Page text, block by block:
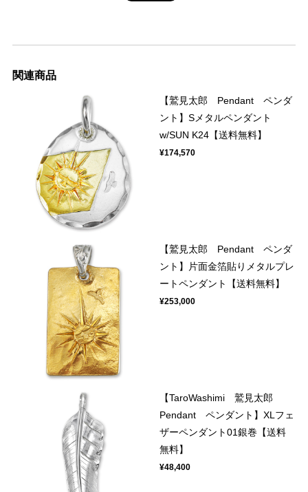
関連商品
【鷲見太郎 Pendant ペンダ
ント】Sメタルペンダント
w/SUN K24【送料無料】
¥174,570
【鷲見太郎 Pendant ペンダ
ント】片面金箔貼りメタルプレ
ートペンダント【送料無料】
¥253,000
【TaroWashimi 鷲見太郎
Pendant ペンダント】XLフェ
ザーペンダント01銀巻【送料
無料】
¥48,400